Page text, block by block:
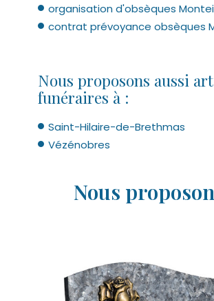
organisation d'obsèques
contrat prévoyance obsèques
Nous proposons aussi
funéraires à :
Saint-Hilaire-de-Brethmas
Vézénobres
Nous